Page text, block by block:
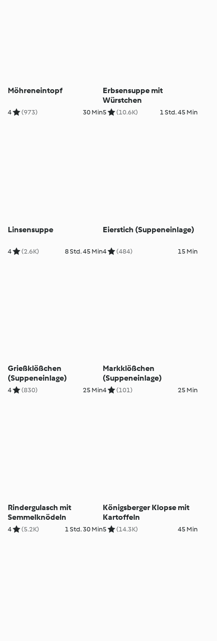
Möhreneintopf
4 (973) 30 Min
Erbsensuppe mit
Würstchen
5 (10.6K) 1 Std. 45 Min
Linsensuppe
4 (2.6K) 8 Std. 45 Min
Eierstich (Suppeneinlage)
4 (484) 15 Min
Grießklößchen
(Suppeneinlage)
4 (830) 25 Min
Markklößchen
(Suppeneinlage)
4 (101) 25 Min
Rindergulasch mit
Semmelknödeln
4 (5.2K) 1 Std. 30 Min
Königsberger Klopse mit
Kartoffeln
5 (14.3K) 45 Min